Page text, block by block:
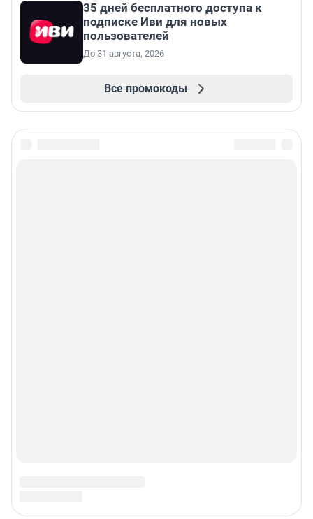
35 дней бесплатного доступа к
подписке Иви для новых
пользователей
До 31 августа, 2026
Все промокоды